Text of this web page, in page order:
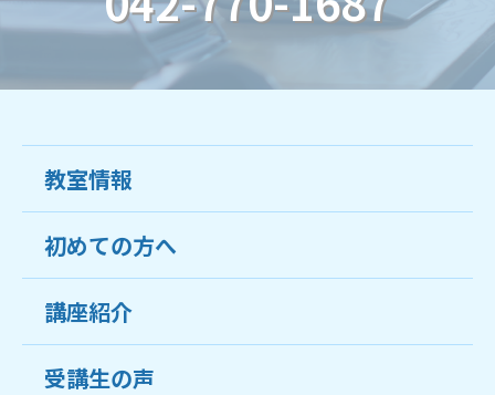
教室情報
教室について
受講生の声
おすすめ・人気の講座
初めての方へ
ココがおすすめ
料金
講座紹介
受講生の声